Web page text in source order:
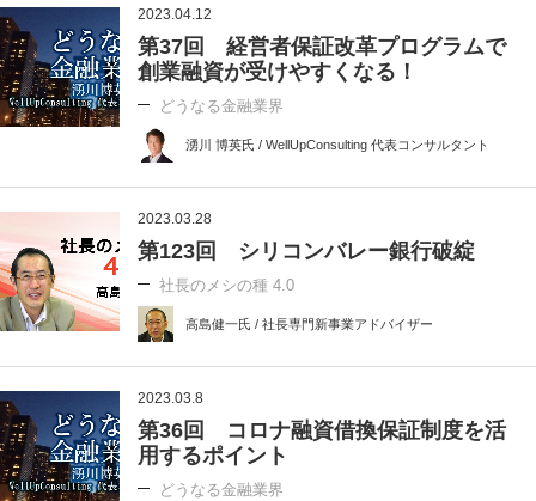
2023.04.12
第37回 経営者保証改革プログラムで
創業融資が受けやすくなる！
どうなる金融業界
湧川 博英氏 / WellUpConsulting 代表コンサルタント
2023.03.28
第123回 シリコンバレー銀行破綻
社長のメシの種 4.0
高島健一氏 / 社長専門新事業アドバイザー
2023.03.8
第36回 コロナ融資借換保証制度を活
用するポイント
どうなる金融業界